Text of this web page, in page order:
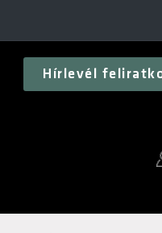
Hírlevél